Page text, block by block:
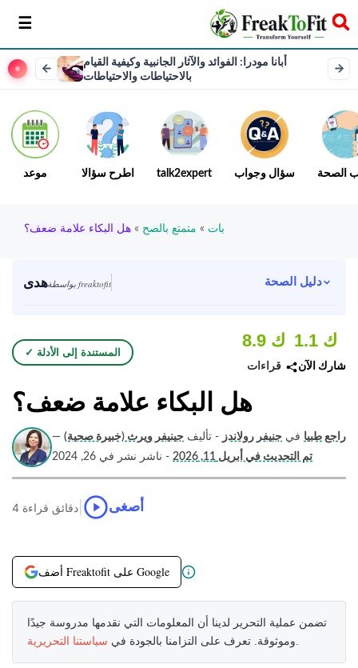
سخر
أبانا مودرا: الفوائد والآثار الجانبية وكيفية القيام
بالاحتياطات والاحتياطات
موعد اطرح سؤالا talk2expert سؤال وجواب الصحة
بات » متمتع بالصح » هل البكاء علامة ضعف؟
هدى بواسطة freaktofit دليل الصحة
✓ المستندة إلى الأدلة
8.9 ك
قراءات
1.1 ك
شارك الآن
هل البكاء علامة ضعف؟
راجع طبيا في جنيفر رولاندز - تأليف جينيفر ويرث (خبيرة صحية) —
تم التحديث في أبريل 11, 2026
- ناشر نشر في 26, 2024
4 دقائق قراءة أصغى
أضف Freaktofit على Google
تضمن عملية التحرير لدينا أن المعلومات التي نقدمها مدروسة جيدًا
وموثوقة. تعرف على التزامنا بالجودة في سياستنا التحريرية